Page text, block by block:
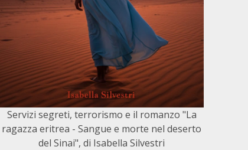
Servizi segreti, terrorismo e il romanzo "La
ragazza eritrea - Sangue e morte nel deserto
del Sinai", di Isabella Silvestri